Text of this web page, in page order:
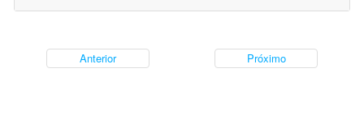
Anterior Próximo